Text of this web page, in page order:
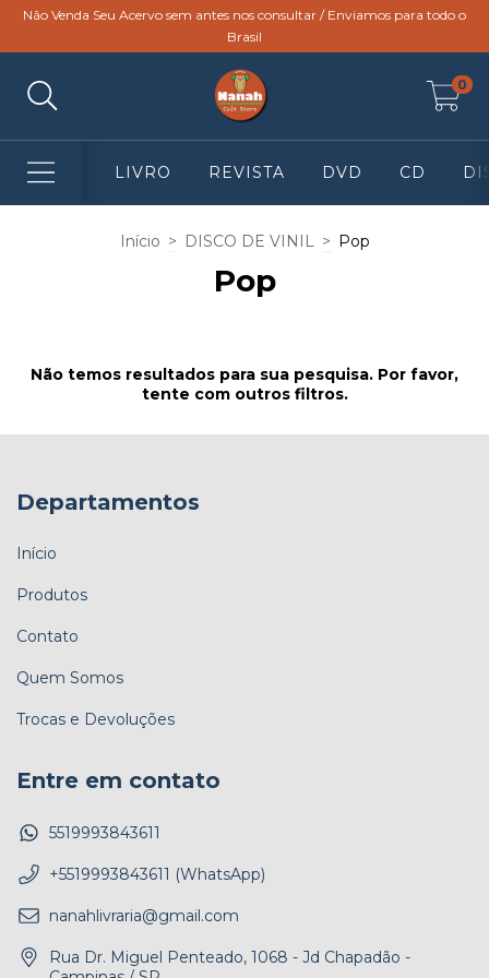
Não Venda Seu Acervo sem antes nos consultar / Enviamos para todo o
Brasil
0
LIVRO REVISTA DVD CD
Início > DISCO DE VINIL > Pop
Pop
Não temos resultados para sua pesquisa. Por favor,
tente com outros filtros.
Departamentos
Início
Produtos
Contato
Quem Somos
Trocas e Devoluções
Entre em contato
5519993843611
+5519993843611 (WhatsApp)
nanahlivraria@gmail.com
Rua Dr. Miguel Penteado, 1068 - Jd Chapadão -